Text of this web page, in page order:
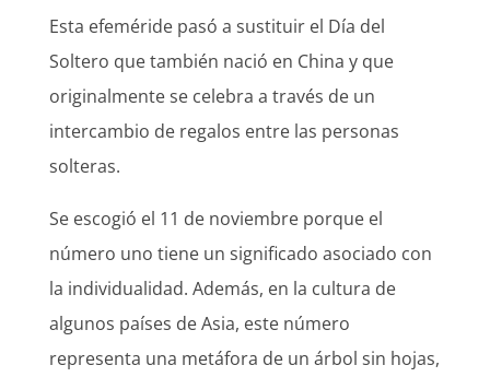
Esta efeméride pasó a sustituir el Día del
Soltero que también nació en China y que
originalmente se celebra a través de un
intercambio de regalos entre las personas
solteras.
Se escogió el 11 de noviembre porque el
número uno tiene un significado asociado con
la individualidad. Además, en la cultura de
algunos países de Asia, este número
representa una metáfora de un árbol sin hojas,